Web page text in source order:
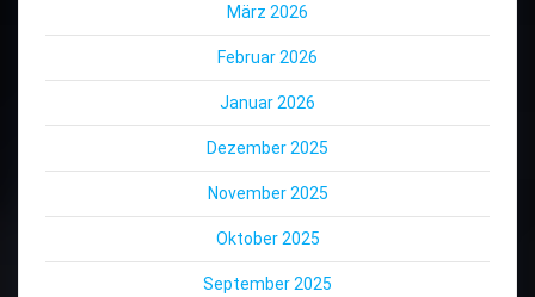
März 2026
Februar 2026
Januar 2026
Dezember 2025
November 2025
Oktober 2025
September 2025